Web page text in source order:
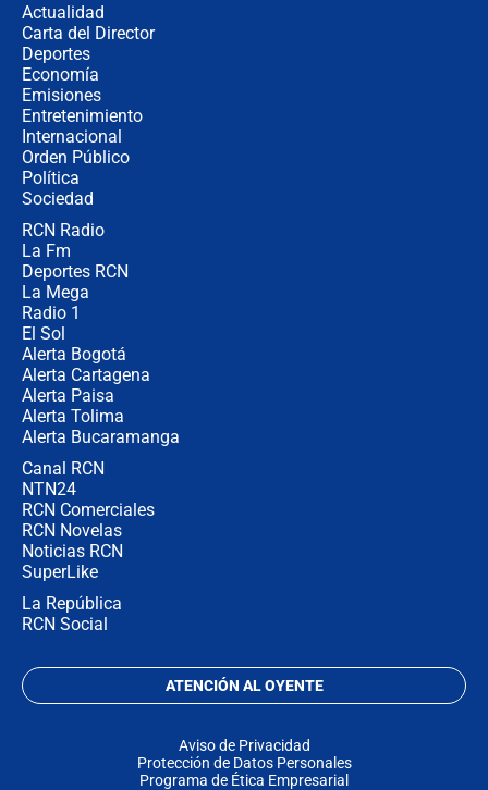
Actualidad
Carta del Director
Deportes
Economía
Emisiones
Entretenimiento
Internacional
Orden Público
Política
Sociedad
RCN Radio
La Fm
Deportes RCN
La Mega
Radio 1
El Sol
Alerta Bogotá
Alerta Cartagena
Alerta Paisa
Alerta Tolima
Alerta Bucaramanga
Canal RCN
NTN24
RCN Comerciales
RCN Novelas
Noticias RCN
SuperLike
La República
RCN Social
ATENCIÓN AL OYENTE
Aviso de Privacidad
Protección de Datos Personales
Programa de Ética Empresarial